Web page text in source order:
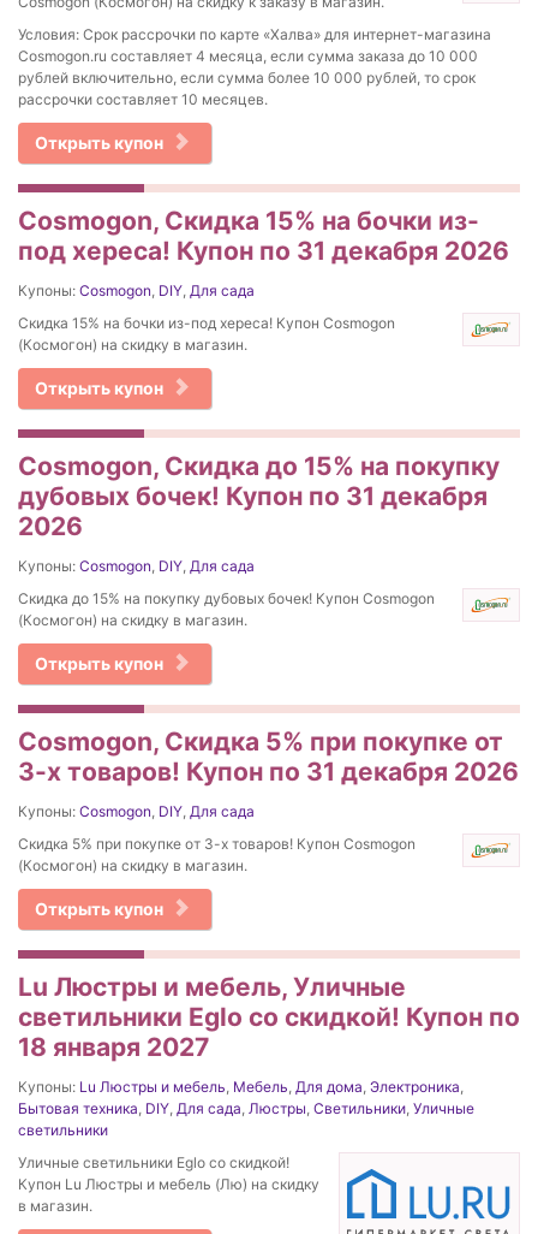
Условия: Срок рассрочки по карте «Халва» для интернет-магазина
Cosmogon.ru составляет 4 месяца, если сумма заказа до 10 000
рублей включительно, если сумма более 10 000 рублей, то срок
рассрочки составляет 10 месяцев.
Открыть купон
Cosmogon, Скидка 15% на бочки из-
под хереса! Купон по 31 декабря 2026
Купоны: Cosmogon, DIY, Для сада
Скидка 15% на бочки из-под хереса! Купон Cosmogon
(Космогон) на скидку в магазин.
Открыть купон
Cosmogon, Скидка до 15% на покупку
дубовых бочек! Купон по 31 декабря
2026
Купоны: Cosmogon, DIY, Для сада
Скидка до 15% на покупку дубовых бочек! Купон Cosmogon
(Космогон) на скидку в магазин.
Открыть купон
Cosmogon, Скидка 5% при покупке от
3-х товаров! Купон по 31 декабря 2026
Купоны: Cosmogon, DIY, Для сада
Скидка 5% при покупке от 3-х товаров! Купон Cosmogon
(Космогон) на скидку в магазин.
Открыть купон
Lu Люстры и мебель, Уличные
светильники Eglo со скидкой! Купон по
18 января 2027
Купоны: Lu Люстры и мебель, Мебель, Для дома, Электроника,
Бытовая техника, DIY, Для сада, Люстры, Светильники, Уличные
светильники
Уличные светильники Eglo со скидкой!
Купон Lu Люстры и мебель (Лю) на скидку
в магазин.